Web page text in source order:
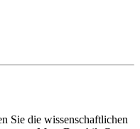
Sie die wissenschaftlichen